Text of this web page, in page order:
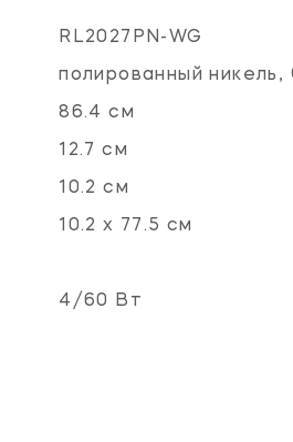
RL2027PN-WG
полированный
86.4 см
12.7 см
10.2 см
10.2 х 77.5 см
4/60 Вт